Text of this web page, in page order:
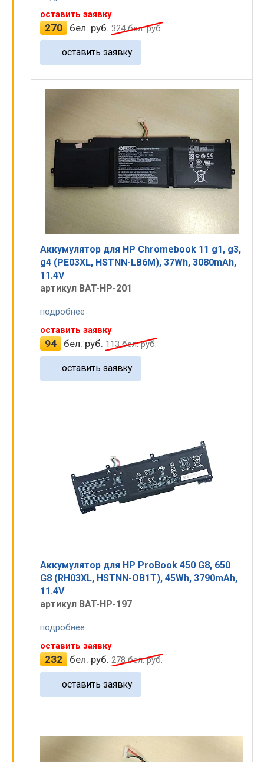
оставить заявку
270 бел. руб. 324бел. руб.
оставить заявку
Аккумулятор для HP Chromebook 11 g1, g3,
g4 (PE03XL, HSTNN-LB6M), 37Wh, 3080mAh,
11.4V
артикул BAT-HP-201
подробнее
оставить заявку
94 бел. руб. 113бел. руб.
оставить заявку
Аккумулятор для HP ProBook 450 G8, 650
G8 (RH03XL, HSTNN-OB1T), 45Wh, 3790mAh,
11.4V
артикул BAT-HP-197
подробнее
оставить заявку
232 бел. руб. 278бел. руб.
оставить заявку